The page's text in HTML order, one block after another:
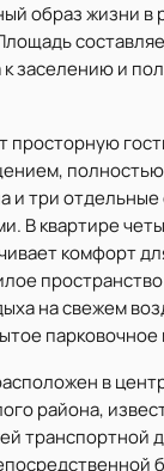
образ жизни
к заселению и
просторную
и три отдельные
В квартире
комфорт
на свежем
парковочное
в
района,
транспортной